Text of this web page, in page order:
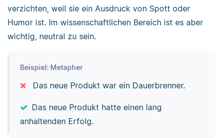
verzichten, weil sie ein Ausdruck von Spott oder
Humor ist. Im wissenschaftlichen Bereich ist es aber
wichtig, neutral zu sein.
Beispiel: Metapher
Das neue Produkt war ein Dauerbrenner.
Das neue Produkt hatte einen lang
anhaltenden Erfolg.